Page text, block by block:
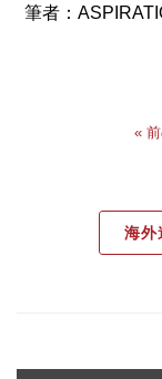
筆者：
«
海外